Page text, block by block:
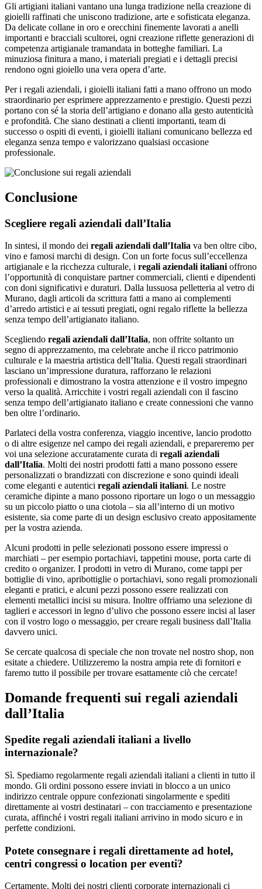
Gli artigiani italiani vantano una lunga tradizione nella creazione di
gioielli raffinati che uniscono tradizione, arte e sofisticata eleganza.
Da delicate collane in oro e orecchini finemente lavorati a anelli
importanti e bracciali scultorei, ogni creazione riflette generazioni di
competenza artigianale tramandata in botteghe familiari. La
minuziosa finitura a mano, i materiali pregiati e i dettagli precisi
rendono ogni gioiello una vera opera d’arte.
Per i regali aziendali, i gioielli italiani fatti a mano offrono un modo
straordinario per esprimere apprezzamento e prestigio. Questi pezzi
portano con sé la storia dell’artigiano e donano alla gesto autenticità
e profondità. Che siano destinati a clienti importanti, team di
successo o ospiti di eventi, i gioielli italiani comunicano bellezza ed
eleganza senza tempo e valorizzano qualsiasi occasione
professionale.
Conclusione
Scegliere regali aziendali dall’Italia
In sintesi, il mondo dei regali aziendali dall’Italia va ben oltre cibo,
vino e famosi marchi di design. Con un forte focus sull’eccellenza
artigianale e la ricchezza culturale, i regali aziendali italiani offrono
l’opportunità di conquistare partner commerciali, clienti e dipendenti
con doni significativi e duraturi. Dalla lussuosa pelletteria al vetro di
Murano, dagli articoli da scrittura fatti a mano ai complementi
d’arredo artistici e ai tessuti pregiati, ogni regalo riflette la bellezza
senza tempo dell’artigianato italiano.
Scegliendo regali aziendali dall’Italia, non offrite soltanto un
segno di apprezzamento, ma celebrate anche il ricco patrimonio
culturale e la maestria artistica dell’Italia. Questi regali straordinari
lasciano un’impressione duratura, rafforzano le relazioni
professionali e dimostrano la vostra attenzione e il vostro impegno
verso la qualità. Arricchite i vostri regali aziendali con il fascino
senza tempo dell’artigianato italiano e create connessioni che vanno
ben oltre l’ordinario.
Parlateci della vostra conferenza, viaggio incentive, lancio prodotto
o di altre esigenze nel campo dei regali aziendali, e prepareremo per
voi una selezione accuratamente curata di regali aziendali
dall’Italia. Molti dei nostri prodotti fatti a mano possono essere
personalizzati o brandizzati con discrezione e sono quindi ideali
come eleganti e autentici regali aziendali italiani. Le nostre
ceramiche dipinte a mano possono riportare un logo o un messaggio
su un piccolo piatto o una ciotola – sia all’interno di un motivo
esistente, sia come parte di un design esclusivo creato appositamente
per la vostra azienda.
Alcuni prodotti in pelle selezionati possono essere impressi o
marchiati – per esempio portachiavi, tappetini mouse, porta carte di
credito o organizer. I prodotti in vetro di Murano, come tappi per
bottiglie di vino, apribottiglie o portachiavi, sono regali promozionali
eleganti e pratici, e alcuni pezzi possono essere realizzati con
elementi metallici incisi su misura. Inoltre offriamo una selezione di
taglieri e accessori in legno d’ulivo che possono essere incisi al laser
con il vostro logo o messaggio, per creare regali business dall’Italia
davvero unici.
Se cercate qualcosa di speciale che non trovate nel nostro shop, non
esitate a chiedere. Utilizzeremo la nostra ampia rete di fornitori e
faremo tutto il possibile per trovare esattamente ciò che cercate!
Domande frequenti sui regali aziendali
dall’Italia
Spedite regali aziendali italiani a livello
internazionale?
Sì. Spediamo regolarmente regali aziendali italiani a clienti in tutto il
mondo. Gli ordini possono essere inviati in blocco a un unico
indirizzo centrale oppure confezionati singolarmente e spediti
direttamente ai vostri destinatari – con tracciamento e presentazione
curata, affinché i vostri regali italiani arrivino in modo sicuro e in
perfette condizioni.
Potete consegnare i regali direttamente ad hotel,
centri congressi o location per eventi?
Certamente. Molti dei nostri clienti corporate internazionali ci